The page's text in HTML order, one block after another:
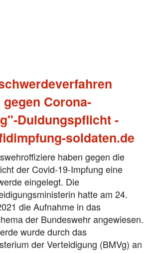
gegen Corona-
Duldungspflicht -
soldaten.de
haben gegen die
der Covid-19-Impfung eine
eingelegt. Die
hatte am 24.
die Aufnahme in das
der Bundeswehr angewiesen.
wurde durch das
der Verteidigung (BMVg) an